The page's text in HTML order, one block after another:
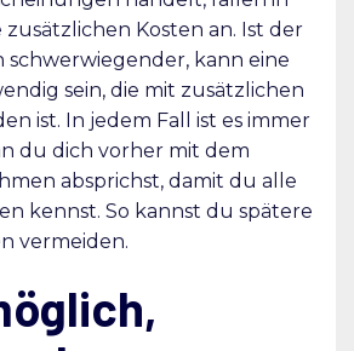
Kosten an. Ist der
schwerwiegender, kann eine
sein, die mit zusätzlichen
ist. In jedem Fall ist es immer
du dich vorher mit dem
absprichst, damit du alle
kennst. So kannst du spätere
vermeiden.